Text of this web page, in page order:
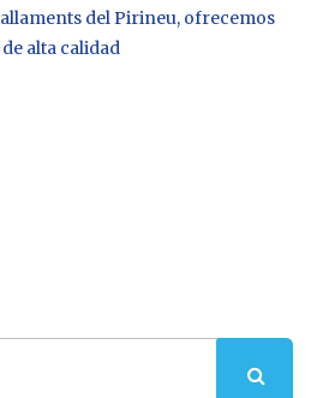
del Pirineu, ofrecemos
alta calidad